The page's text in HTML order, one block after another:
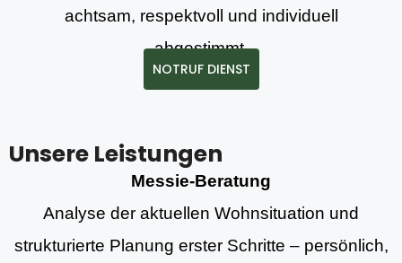
achtsam, respektvoll und individuell
abgestimmt.
NOTRUF DIENST
Unsere Leistungen
Messie-Beratung
Analyse der aktuellen Wohnsituation und
strukturierte Planung erster Schritte – persönlich,